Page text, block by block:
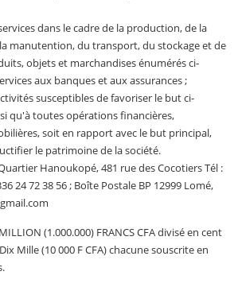
dans le cadre de la production, de la
manutention, du transport, du stockage et de
objets et marchandises énumérés ci-
aux banques et aux assurances ;
susceptibles de favoriser le but ci-
qu'à toutes opérations financières,
soit en rapport avec le but principal,
le patrimoine de la société.
Hanoukopé, 481 rue des Cocotiers Tél :
24 72 38 56 ; Boîte Postale BP 12999 Lomé,
(1.000.000) FRANCS CFA divisé en cent
Mille (10 000 F CFA) chacune souscrite en